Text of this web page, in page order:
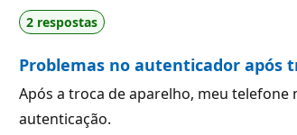
u
t
a
ã
d
e
r
p
t
a
ç
2 respostas
Problemas no autenticador após
Após a troca de aparelho, meu
autenticação.